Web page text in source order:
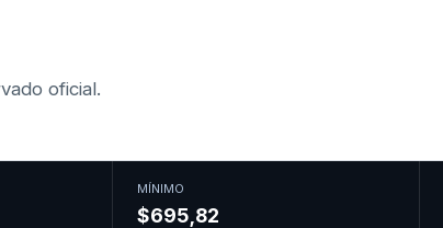
oficial.
MÍNIMO
$695,82